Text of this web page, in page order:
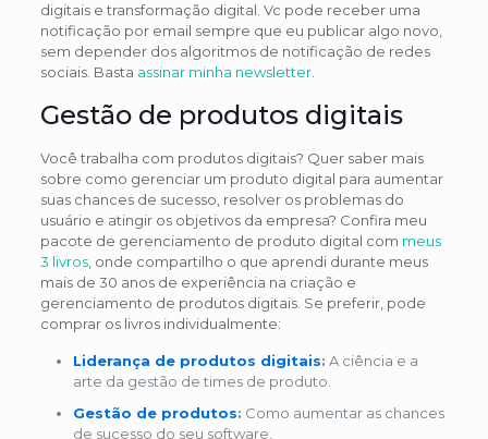
digitais e transformação digital. Vc pode receber uma
notificação por email sempre que eu publicar algo novo,
sem depender dos algoritmos de notificação de redes
sociais. Basta assinar minha newsletter.
Gestão de produtos digitais
Você trabalha com produtos digitais? Quer saber mais
sobre como gerenciar um produto digital para aumentar
suas chances de sucesso, resolver os problemas do
usuário e atingir os objetivos da empresa? Confira meu
pacote de gerenciamento de produto digital com meus
3 livros, onde compartilho o que aprendi durante meus
mais de 30 anos de experiência na criação e
gerenciamento de produtos digitais. Se preferir, pode
comprar os livros individualmente:
Liderança de produtos digitais: A ciência e a
arte da gestão de times de produto.
Gestão de produtos: Como aumentar as chances
de sucesso do seu software.